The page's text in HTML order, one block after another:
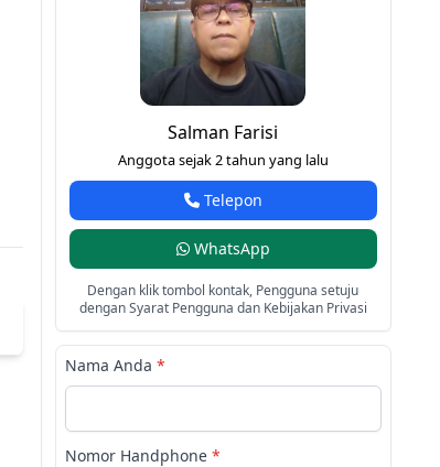
Salman Farisi
Anggota sejak 2 tahun yang lalu
Telepon
WhatsApp
Dengan klik tombol kontak, Pengguna setuju
dengan Syarat Pengguna dan Kebijakan Privasi
Nama Anda *
Nomor Handphone *